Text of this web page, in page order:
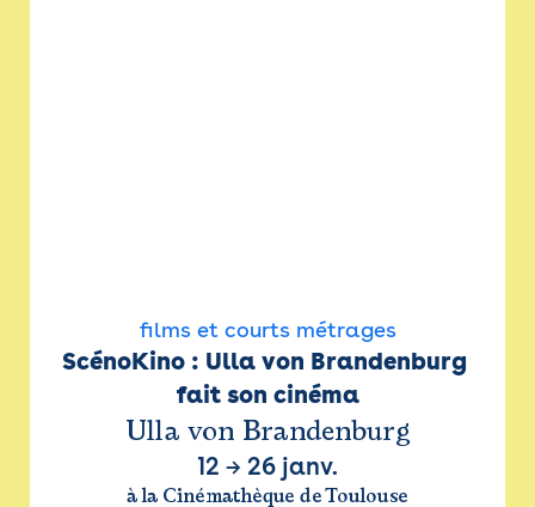
films et courts métrages
ScénoKino : Ulla von Brandenburg
fait son cinéma
Ulla von Brandenburg
12 → 26 janv.
à la Cinémathèque de Toulouse